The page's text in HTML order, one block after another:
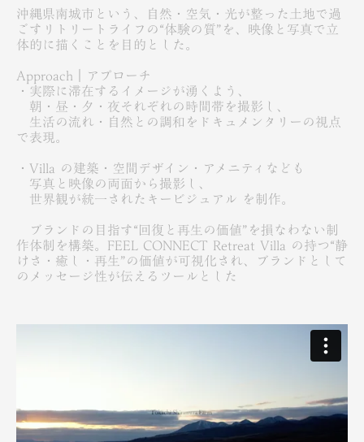
沖縄県南城市という、自然・空気・光が整った土地で過
ごすリトリートライフの“体験の質”を、映像と写真で立
体的に描くことを目的とした。
Approach｜アプローチ
・実際に滞在するイメージが湧くよう、
朝・昼・夕・夜それぞれの時間帯を撮影し、
生活の流れ・自然との調和をドキュメンタリーの視点
で表現。
・Villa の建築・空間デザイン・アメニティなども
写真と映像の両面から撮影し、
世界観が統一されたキービジュアル を制作。
ブランドの目指す“回復と再生の価値”を損なわない制
作体制を構築。FEEL CONNECT Retreat Villa の持つ“静
けさ・癒し・再生”の価値が可視化され、ブランドとして
のメッセージ性が伝えるツールとした